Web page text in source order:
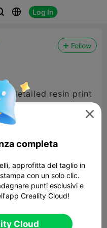
 Log In
Follow
detailed resin print

completa
approfitta del taglio in
con un solo clic.
punti esclusivi e
Creality Cloud!
Cloud